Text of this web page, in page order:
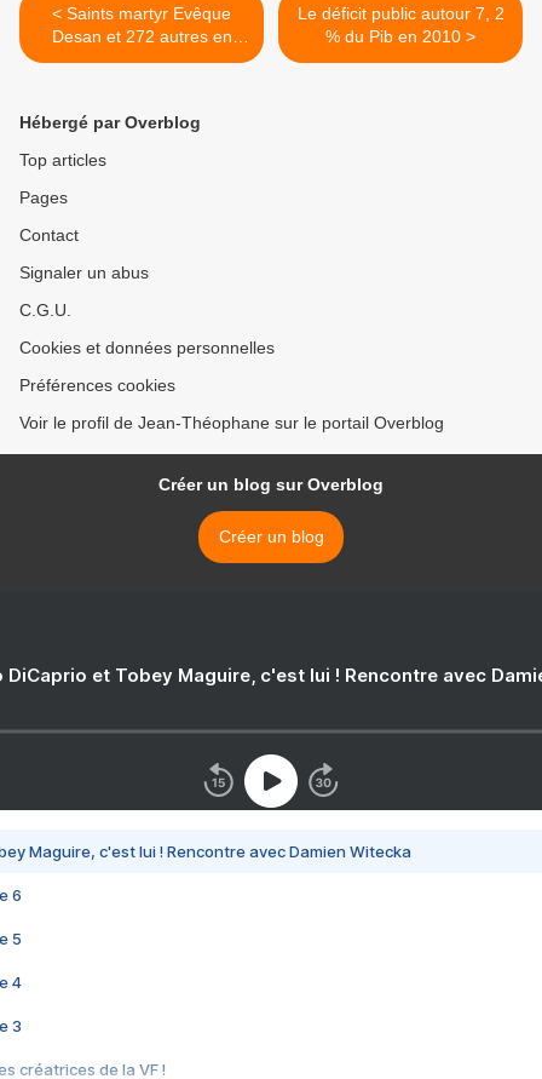
< Saints martyr Evêque
Desan et 272 autres en
Perse
Le déficit public autour 7, 2
% du Pib en 2010 >
Hébergé par Overblog
Top articles
Pages
Contact
Signaler un abus
C.G.U.
Cookies et données personnelles
Préférences cookies
Voir le profil de Jean-Théophane sur le portail Overblog
Créer un blog sur Overblog
Créer un blog
DiCaprio et Tobey Maguire, c'est lui ! Rencontre avec
Maguire, c'est lui ! Rencontre avec Damien Witecka
6
5
4
3
créatrices de la VF !